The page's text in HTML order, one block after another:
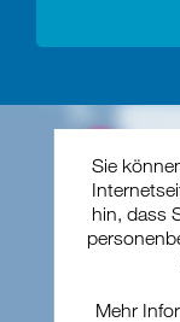
Sie
hin, dass
Mehr